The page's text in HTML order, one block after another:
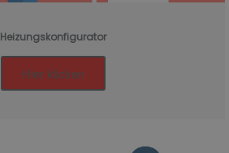
Heizungskonfigurator
Hier klicken